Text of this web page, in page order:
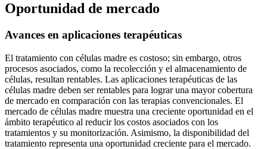
Oportunidad de mercado
Avances en aplicaciones terapéuticas
El tratamiento con células madre es costoso; sin embargo, otros
procesos asociados, como la recolección y el almacenamiento de
células, resultan rentables. Las aplicaciones terapéuticas de las
células madre deben ser rentables para lograr una mayor cobertura
de mercado en comparación con las terapias convencionales. El
mercado de células madre muestra una creciente oportunidad en el
ámbito terapéutico al reducir los costos asociados con los
tratamientos y su monitorización. Asimismo, la disponibilidad del
tratamiento representa una oportunidad creciente para el mercado.